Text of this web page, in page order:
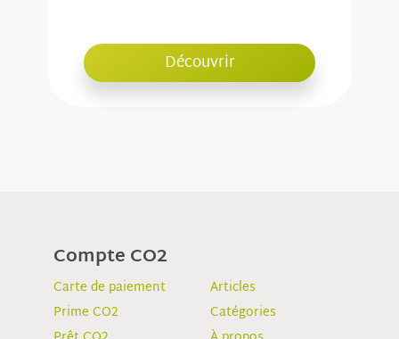
Découvrir
Compte CO2
Carte de paiement
Prime CO2
Articles
Catégories